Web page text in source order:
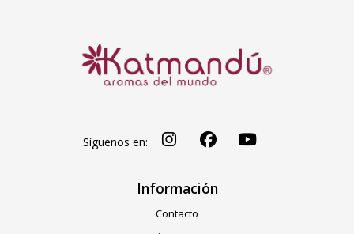
Síguenos en:
Información
Contacto